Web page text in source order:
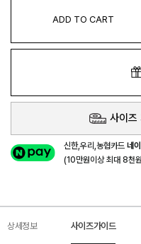
ADD TO CART
사이즈
신한,우리,농협카드네
(10만원이상 최대 8
상세정보 사이즈가이드